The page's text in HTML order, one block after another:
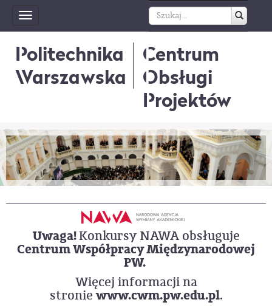
Toggle
navigation
Politechnika
Warszawska
Centrum
Obsługi
Projektów
Uwaga!Konkursy NAWA obsługuje
Centrum Współpracy Międzynarodowej
PW.
Więcej informacji na
stroniewww.cwm.pw.edu.pl.